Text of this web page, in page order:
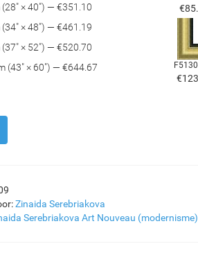
× 40") — €351.10
× 48") — €461.19
× 52") — €520.70
(43" × 60") — €644.67
€
€
€
Zinaida Serebriakova
Serebriakova Art Nouveau (modernisme)